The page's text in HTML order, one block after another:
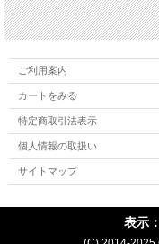
ご利用案内
カートをみる
特定商取引法表示
個人情報の取扱い
サイトマップ
表示